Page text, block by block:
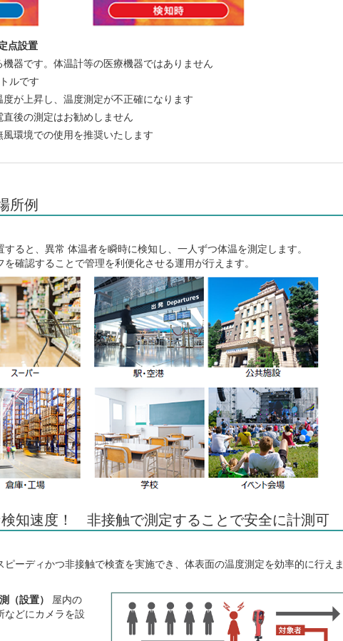
点設置
器です。体温計等の医療機器ではありません
ルです
が上昇し、温度測定が不正確になります
後の測定はお勧めしません
環境での使用を推奨いたします
所例
ると、異常 体温者を瞬時に検知し、一人ずつ体温を測定します。
確認することで管理を利便化させる運用が行えます。
知速度！ 非接触で測定することで安全に計測可
ーディかつ非接触で検査を実施でき、体表面の温度測定を効率的に行えま
（設置）
屋内の
などにカメラを設